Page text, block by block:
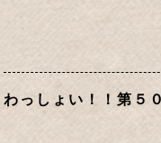
わっしょい！！第５